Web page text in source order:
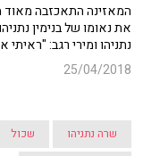
המאזינה התאכזבה
את נאומו של בנימין
נתניהו ומירי רגב:
25/04/2018
שרה נתניהו שכול